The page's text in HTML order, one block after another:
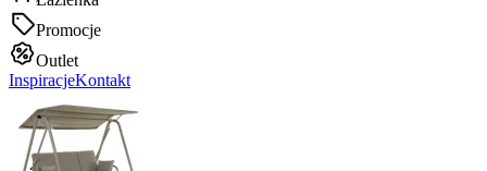
Promocje
Outlet
InspiracjeKontakt